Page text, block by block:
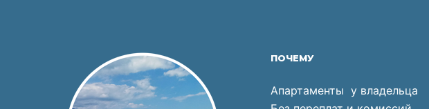
ПОЧЕМУ
Апартаменты у владельца